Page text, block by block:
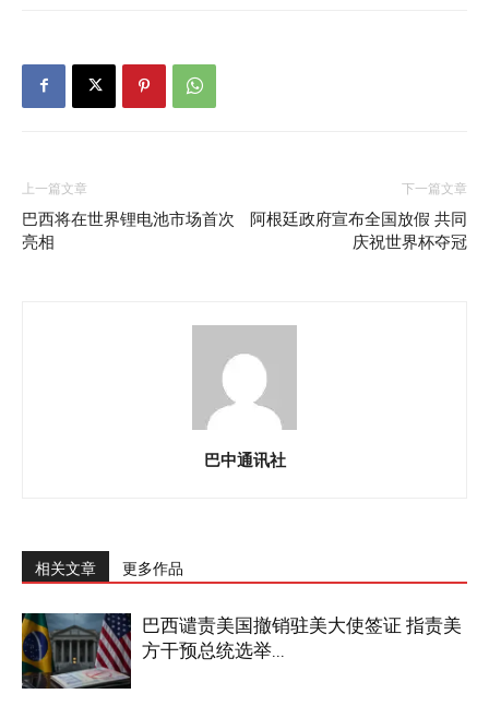
上一篇文章
巴西将在世界锂电池市场首次
亮相
下一篇文章
阿根廷政府宣布全国放假 共同
庆祝世界杯夺冠
巴中通讯社
相关文章 更多作品
巴西谴责美国撤销驻美大使签证 指责美
方干预总统选举...